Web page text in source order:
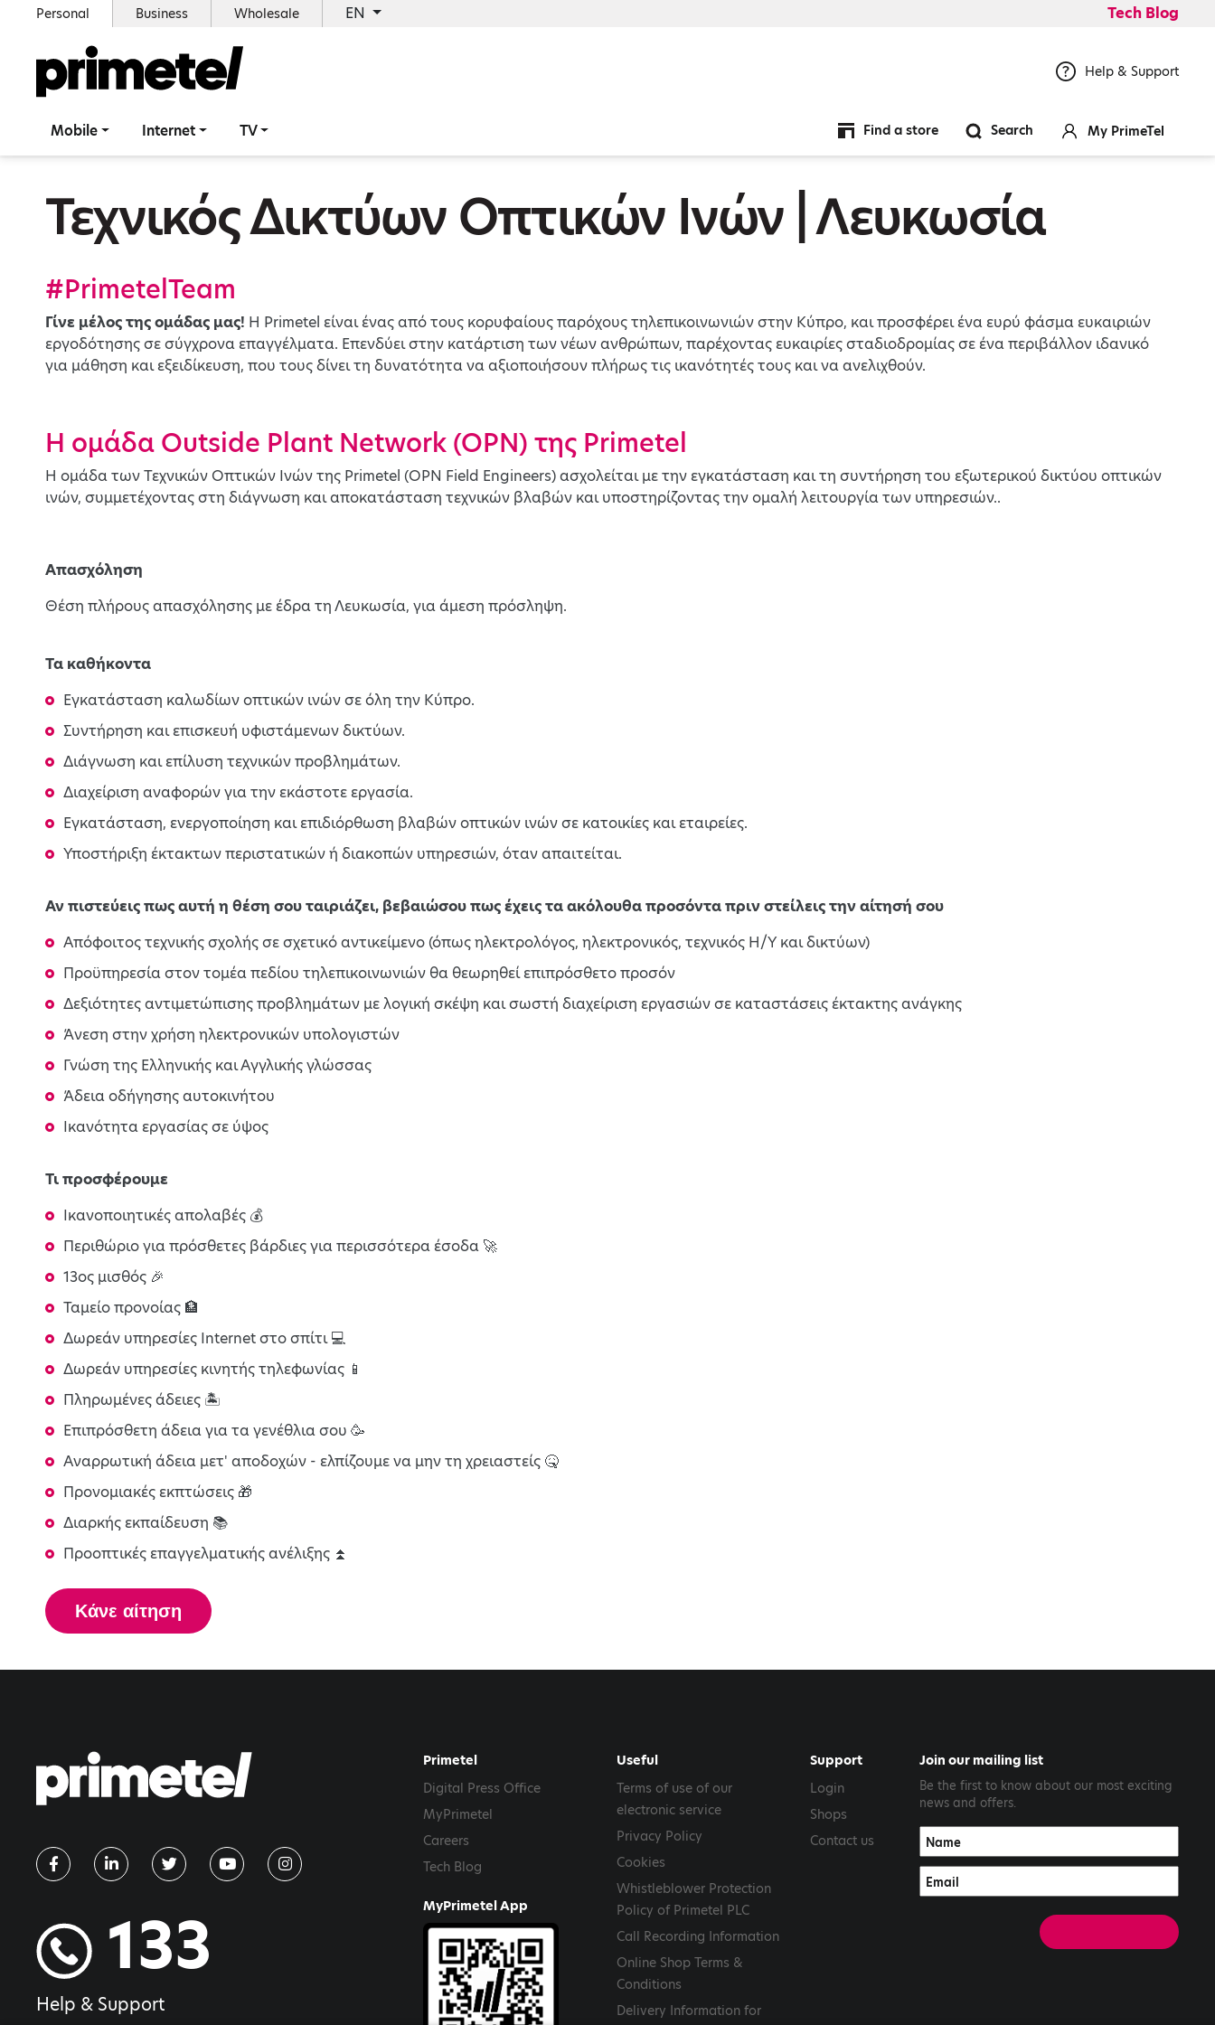
Personal Business Wholesale EN Tech Blog
Help & Support
Mobile Internet TV Find a store Search My PrimeTel
Τεχνικός Δικτύων Οπτικών Ινών | Λευκωσία
#PrimetelTeam
Γίνε μέλος της ομάδας μας! Η Primetel είναι ένας από τους κορυφαίους παρόχους τηλεπικοινωνιών στην Κύπρο, και προσφέρει ένα ευρύ φάσμα ευκαιριών
εργοδότησης σε σύγχρονα επαγγέλματα. Επενδύει στην κατάρτιση των νέων ανθρώπων, παρέχοντας ευκαιρίες σταδιοδρομίας σε ένα περιβάλλον ιδανικό
για μάθηση και εξειδίκευση, που τους δίνει τη δυνατότητα να αξιοποιήσουν πλήρως τις ικανότητές τους και να ανελιχθούν.
H ομάδα Outside Plant Network (OPN) της Primetel
Η ομάδα των Τεχνικών Οπτικών Ινών της Primetel (OPN Field Engineers) ασχολείται με την εγκατάσταση και τη συντήρηση του εξωτερικού δικτύου οπτικών
ινών, συμμετέχοντας στη διάγνωση και αποκατάσταση τεχνικών βλαβών και υποστηρίζοντας την ομαλή λειτουργία των υπηρεσιών..
Απασχόληση
Θέση πλήρους απασχόλησης με έδρα τη Λευκωσία, για άμεση πρόσληψη.
Τα καθήκοντα
Εγκατάσταση καλωδίων οπτικών ινών σε όλη την Κύπρο.
Συντήρηση και επισκευή υφιστάμενων δικτύων.
Διάγνωση και επίλυση τεχνικών προβλημάτων.
Διαχείριση αναφορών για την εκάστοτε εργασία.
Εγκατάσταση, ενεργοποίηση και επιδιόρθωση βλαβών οπτικών ινών σε κατοικίες και εταιρείες.
Υποστήριξη έκτακτων περιστατικών ή διακοπών υπηρεσιών, όταν απαιτείται.
Αν πιστεύεις πως αυτή η θέση σου ταιριάζει, βεβαιώσου πως έχεις τα ακόλουθα προσόντα πριν στείλεις την αίτησή σου
Απόφοιτος τεχνικής σχολής σε σχετικό αντικείμενο (όπως ηλεκτρολόγος, ηλεκτρονικός, τεχνικός Η/Υ και δικτύων)
Προϋπηρεσία στον τομέα πεδίου τηλεπικοινωνιών θα θεωρηθεί επιπρόσθετο προσόν
Δεξιότητες αντιμετώπισης προβλημάτων με λογική σκέψη και σωστή διαχείριση εργασιών σε καταστάσεις έκτακτης ανάγκης
Άνεση στην χρήση ηλεκτρονικών υπολογιστών
Γνώση της Ελληνικής και Αγγλικής γλώσσας
Άδεια οδήγησης αυτοκινήτου
Ικανότητα εργασίας σε ύψος
Τι προσφέρουμε
Ικανοποιητικές απολαβές 💰
Περιθώριο για πρόσθετες βάρδιες για περισσότερα έσοδα 🚀
13ος μισθός 🎉
Ταμείο προνοίας 🏦
Δωρεάν υπηρεσίες Internet στο σπίτι 💻
Δωρεάν υπηρεσίες κινητής τηλεφωνίας 📱
Πληρωμένες άδειες 🏝️
Επιπρόσθετη άδεια για τα γενέθλια σου 🥳
Αναρρωτική άδεια μετ' αποδοχών - ελπίζουμε να μην τη χρειαστείς 🤒
Προνομιακές εκπτώσεις 🎁
Διαρκής εκπαίδευση 📚
Προοπτικές επαγγελματικής ανέλιξης ⏫
Κάνε αίτηση
133
Help & Support
Primetel
Digital Press Office
MyPrimetel
Careers
Tech Blog
MyPrimetel App
Useful
Terms of use of our
electronic service
Privacy Policy
Cookies
Whistleblower Protection
Policy of Primetel PLC
Call Recording Information
Online Shop Terms &
Conditions
Delivery Information for
Support
Login
Shops
Contact us
Join our mailing list
Be the first to know about our most exciting
news and offers.